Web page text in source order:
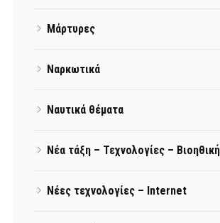
Μάρτυρες
Ναρκωτικά
Ναυτικά θέματα
Νέα τάξη – Τεχνολογίες – Βιοηθική
Νέες τεχνολογίες – Internet